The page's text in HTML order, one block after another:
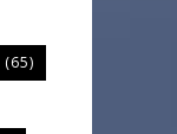
(65)